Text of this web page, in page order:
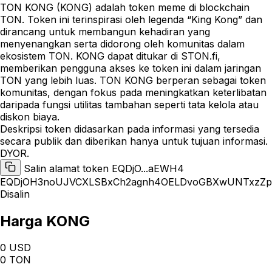
TON KONG (KONG) adalah token meme di blockchain
TON. Token ini terinspirasi oleh legenda “King Kong” dan
dirancang untuk membangun kehadiran yang
menyenangkan serta didorong oleh komunitas dalam
ekosistem TON. KONG dapat ditukar di STON.fi,
memberikan pengguna akses ke token ini dalam jaringan
TON yang lebih luas. TON KONG berperan sebagai token
komunitas, dengan fokus pada meningkatkan keterlibatan
daripada fungsi utilitas tambahan seperti tata kelola atau
diskon biaya.
Deskripsi token didasarkan pada informasi yang tersedia
secara publik dan diberikan hanya untuk tujuan informasi.
DYOR.
Salin alamat token EQDjO...aEWH4
Disalin
Harga KONG
0 USD
0 TON